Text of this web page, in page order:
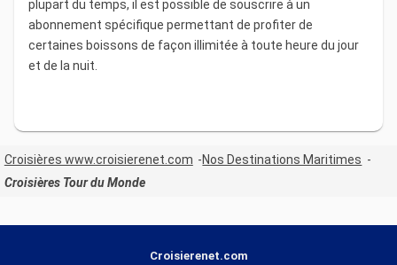
plupart du temps, il est possible de souscrire à un
abonnement spécifique permettant de profiter de
certaines boissons de façon illimitée à toute heure du jour
et de la nuit.
Croisières www.croisierenet.com
Nos Destinations Maritimes
Croisières Tour du Monde
Croisierenet.com